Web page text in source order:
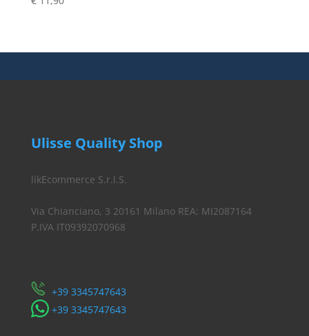
Ulisse Quality Shop
likEcommerce S.r.l.S.
Via Chianciano, 3 20161 Milano REA: MI2087164
P.IVA IT09392070968
​+39 3345747643
​+39 3345747643